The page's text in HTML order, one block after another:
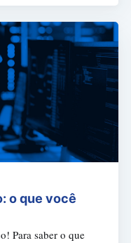
o que você
Para saber o que